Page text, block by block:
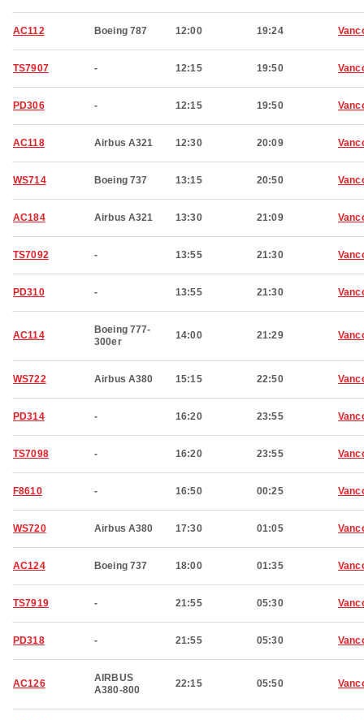
AC112 Boeing 787 12:00 19:24
TS7907 - 12:15 19:50
PD306 - 12:15 19:50
AC118 Airbus A321 12:30 20:09
WS714 Boeing 737 13:15 20:50
AC184 Airbus A321 13:30 21:09
TS7092 - 13:55 21:30
PD310 - 13:55 21:30
AC114
Boeing 777-
300er
14:00 21:29
WS722 Airbus A380 15:15 22:50
PD314 - 16:20 23:55
TS7098 - 16:20 23:55
F8610 - 16:50 00:25
WS720 Airbus A380 17:30 01:05
AC124 Boeing 737 18:00 01:35
TS7919 - 21:55 05:30
PD318 - 21:55 05:30
AC126
AIRBUS
A380-800
22:15 05:50